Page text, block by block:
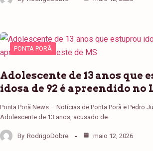
PONTA PORÃ
Adolescente de 13 anos que
idosa de 92 é apreendido no
Ponta Porã News – Notícias de Ponta Porã e Pedro
Adolescente de 13 anos, acusado de…
By RodrigoDobre maio 12, 2026